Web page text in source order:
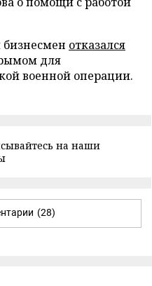
бизнесмен отказался
для
военной операции.
на наши
(28)